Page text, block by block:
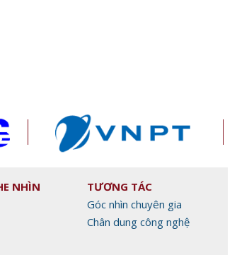
NHÌN
TƯƠNG TÁC
Góc nhìn chuyên gia
Chân dung công nghệ